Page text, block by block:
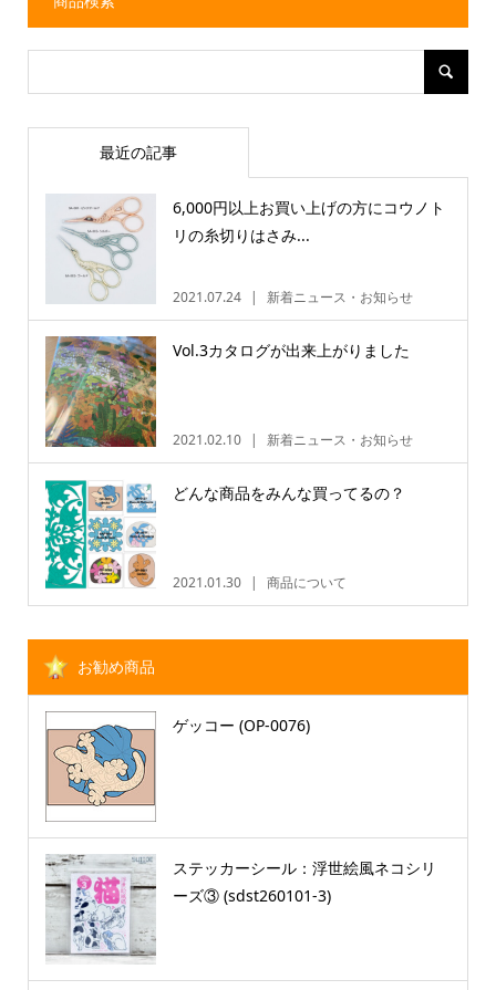
最近の記事
6,000円以上お買い上げの方にコウノト
リの糸切りはさみ...
2021.07.24 新着ニュース・お知らせ
Vol.3カタログが出来上がりました
2021.02.10 新着ニュース・お知らせ
どんな商品をみんな買ってるの？
2021.01.30 商品について
お勧め商品
ゲッコー (OP-0076)
ステッカーシール：浮世絵風ネコシリ
ーズ③ (sdst260101-3)